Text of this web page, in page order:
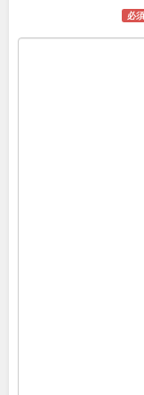
必須